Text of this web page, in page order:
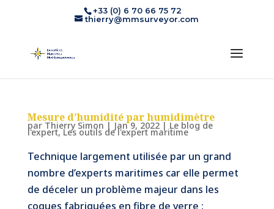
+33 (0) 6 70 66 75 72
thierry@mmsurveyor.com
Mesure d’humidité par humidimètre
par Thierry Simon | Jan 9, 2022| Le blog de
l'expert,Les outils de l'expert maritime
Technique largement utilisée par un grand
nombre d’experts maritimes car elle permet
de déceler un problème majeur dans les
coques fabriquées en fibre de verre :